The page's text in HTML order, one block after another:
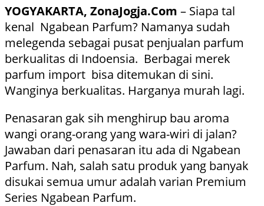
YOGYAKARTA, ZonaJogja.Com – Siapa tal
kenal Ngabean Parfum? Namanya sudah
melegenda sebagai pusat penjualan parfum
berkualitas di Indoensia. Berbagai merek
parfum import bisa ditemukan di sini.
Wanginya berkualitas. Harganya murah lagi.
Penasaran gak sih menghirup bau aroma
wangi orang-orang yang wara-wiri di jalan?
Jawaban dari penasaran itu ada di Ngabean
Parfum. Nah, salah satu produk yang banyak
disukai semua umur adalah varian Premium
Series Ngabean Parfum.